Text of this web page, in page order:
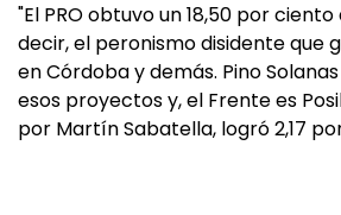
"El PRO obtuvo un 18,50 por
decir, el peronismo disidente que
en Córdoba y demás. Pino
esos proyectos y, el Frente es
por Martín Sabatella, logró 2,17